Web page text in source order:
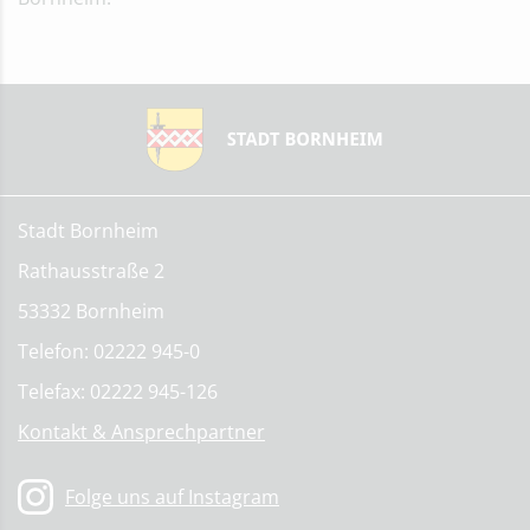
Stadt Bornheim
Rathausstraße 2
53332 Bornheim
Telefon: 02222 945-0
Telefax: 02222 945-126
Kontakt & Ansprechpartner
Folge uns auf Instagram